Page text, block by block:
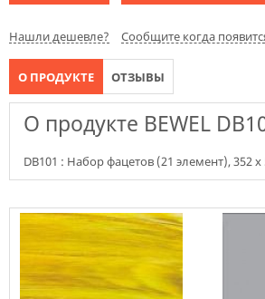
Нашли дешевле? Сообщите когда
О ПРОДУКТЕ ОТЗЫВЫ
О продукте BEWEL
DB101 : Набор фацетов (21 элемент), 352